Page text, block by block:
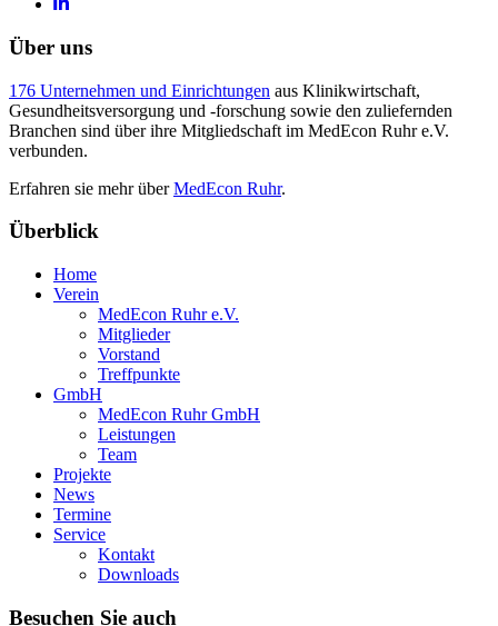
Über uns
176 Unternehmen und Einrichtungen aus Klinikwirtschaft,
Gesundheitsversorgung und -forschung sowie den zuliefernden
Branchen sind über ihre Mitgliedschaft im MedEcon Ruhr e.V.
verbunden.
Erfahren sie mehr überMedEcon Ruhr.
Überblick
Home
Verein
MedEcon Ruhr e.V.
Mitglieder
Vorstand
Treffpunkte
GmbH
MedEcon Ruhr GmbH
Leistungen
Team
Projekte
News
Termine
Service
Kontakt
Downloads
Besuchen Sie auch